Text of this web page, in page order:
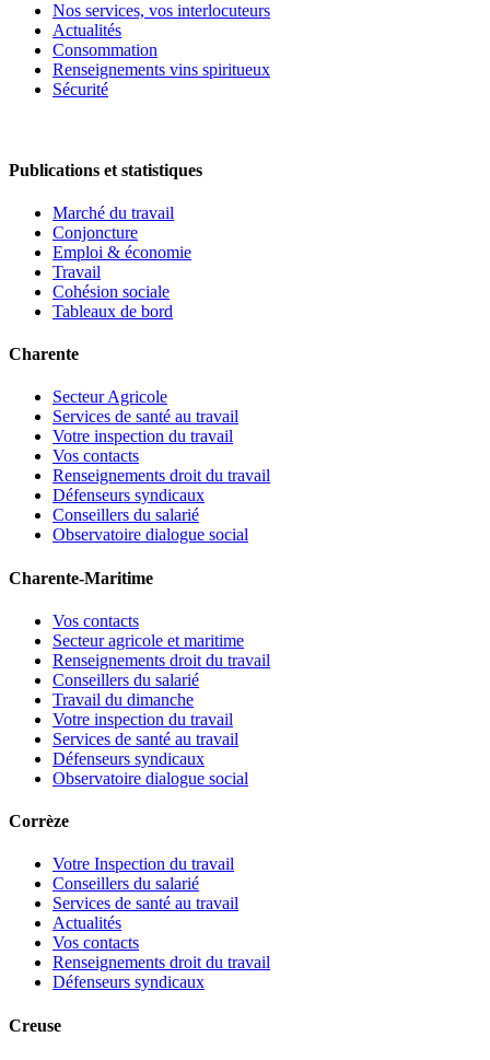
Nos services, vos interlocuteurs
Actualités
Consommation
Renseignements vins spiritueux
Sécurité
Publications et statistiques
Marché du travail
Conjoncture
Emploi & économie
Travail
Cohésion sociale
Tableaux de bord
Charente
Secteur Agricole
Services de santé au travail
Votre inspection du travail
Vos contacts
Renseignements droit du travail
Défenseurs syndicaux
Conseillers du salarié
Observatoire dialogue social
Charente-Maritime
Vos contacts
Secteur agricole et maritime
Renseignements droit du travail
Conseillers du salarié
Travail du dimanche
Votre inspection du travail
Services de santé au travail
Défenseurs syndicaux
Observatoire dialogue social
Corrèze
Votre Inspection du travail
Conseillers du salarié
Services de santé au travail
Actualités
Vos contacts
Renseignements droit du travail
Défenseurs syndicaux
Creuse